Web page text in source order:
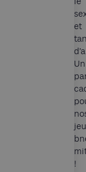
et
Un
!